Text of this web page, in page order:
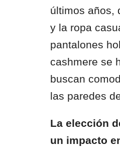
últimos años,
y la ropa
pantalones
cashmere se
buscan
las paredes
La elección
un impacto